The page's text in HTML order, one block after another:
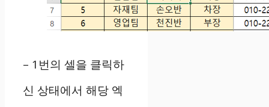
– 1번의 셀을 클릭하
신 상태에서 해당 엑